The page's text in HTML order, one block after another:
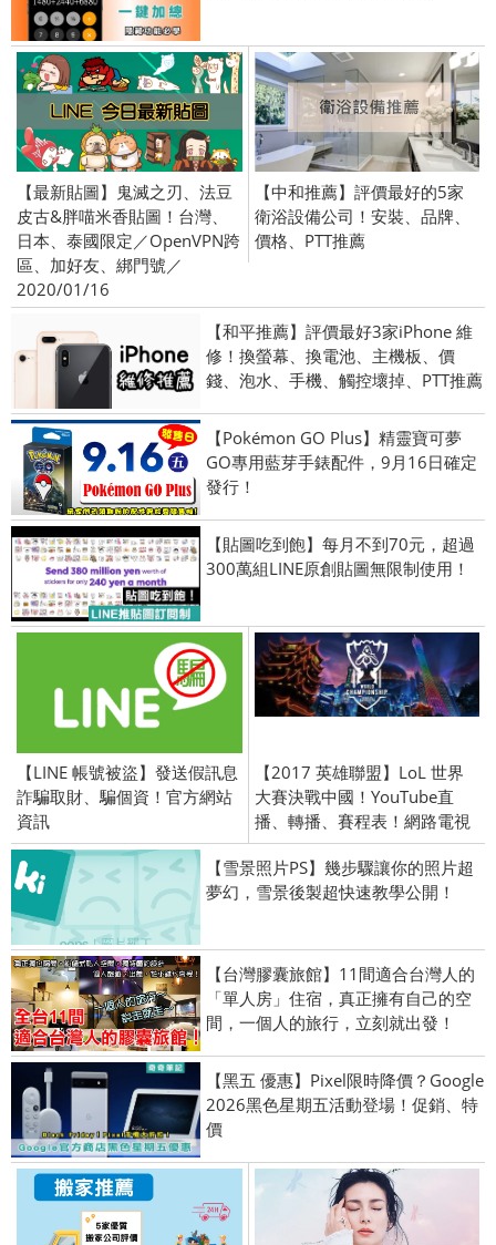
【最新貼圖】鬼滅之刃、法豆
皮古&胖喵米香貼圖！台灣、
日本、泰國限定／OpenVPN跨
區、加好友、綁門號／
2020/01/16
【中和推薦】評價最好的5家
衛浴設備公司！安裝、品牌、
價格、PTT推薦
【和平推薦】評價最好3家iPhone 維
修！換螢幕、換電池、主機板、價
錢、泡水、手機、觸控壞掉、PTT推薦
【Pokémon GO Plus】精靈寶可夢
GO專用藍芽手錶配件，9月16日確定
發行！
【貼圖吃到飽】每月不到70元，超過
300萬組LINE原創貼圖無限制使用！
【LINE 帳號被盜】發送假訊息
詐騙取財、騙個資！官方網站
資訊
【2017 英雄聯盟】LoL 世界
大賽決戰中國！YouTube直
播、轉播、賽程表！網路電視
【雪景照片PS】幾步驟讓你的照片超
夢幻，雪景後製超快速教學公開！
【台灣膠囊旅館】11間適合台灣人的
「單人房」住宿，真正擁有自己的空
間，一個人的旅行，立刻就出發！
【黑五 優惠】Pixel限時降價？Google
2026黑色星期五活動登場！促銷、特
價